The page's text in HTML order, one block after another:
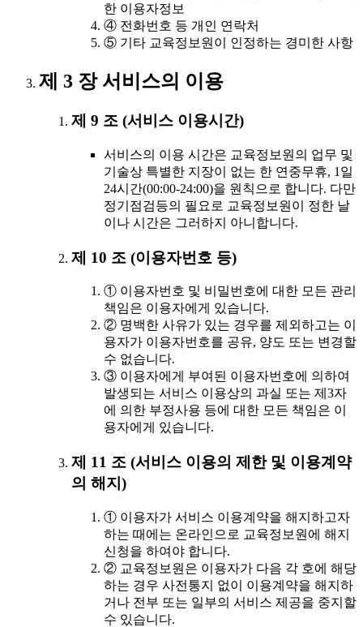
한 이용자정보
④ 전화번호 등 개인 연락처
⑤ 기타 교육정보원이 인정하는 경미한 사항
제 3 장 서비스의 이용
제 9 조 (서비스 이용시간)
서비스의 이용 시간은 교육정보원의 업무 및
기술상 특별한 지장이 없는 한 연중무휴, 1일
24시간(00:00-24:00)을 원칙으로 합니다. 다만
정기점검등의 필요로 교육정보원이 정한 날
이나 시간은 그러하지 아니합니다.
제 10 조 (이용자번호 등)
① 이용자번호 및 비밀번호에 대한 모든 관리
책임은 이용자에게 있습니다.
② 명백한 사유가 있는 경우를 제외하고는 이
용자가 이용자번호를 공유, 양도 또는 변경할
수 없습니다.
③ 이용자에게 부여된 이용자번호에 의하여
발생되는 서비스 이용상의 과실 또는 제3자
에 의한 부정사용 등에 대한 모든 책임은 이
용자에게 있습니다.
제 11 조 (서비스 이용의 제한 및 이용계약
의 해지)
① 이용자가 서비스 이용계약을 해지하고자
하는 때에는 온라인으로 교육정보원에 해지
신청을 하여야 합니다.
② 교육정보원은 이용자가 다음 각 호에 해당
하는 경우 사전통지 없이 이용계약을 해지하
거나 전부 또는 일부의 서비스 제공을 중지할
수 있습니다.